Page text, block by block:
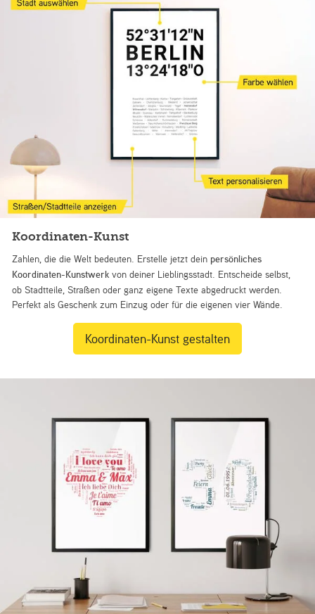
Koordinaten-Kunst
Zahlen, die die Welt bedeuten. Erstelle jetzt dein persönliches
Koordinaten-Kunstwerk von deiner Lieblingsstadt. Entscheide selbst,
ob Stadtteile, Straßen oder ganz eigene Texte abgedruckt werden.
Perfekt als Geschenk zum Einzug oder für die eigenen vier Wände.
Koordinaten-Kunst gestalten